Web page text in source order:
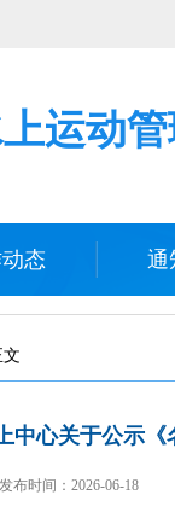
运动
态 通
中心关于公示
发布时间： 2026-06-18